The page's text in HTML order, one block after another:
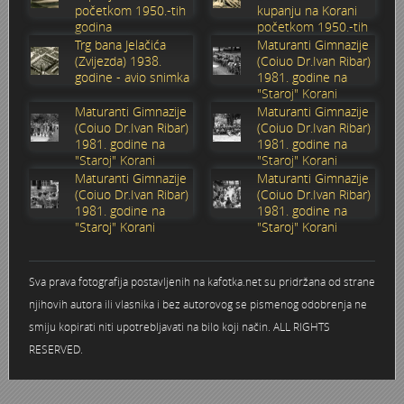
Stoljetna poplava 1939.
Tvornica potkivačkih čavala Mustad-Karlovac
Boksački klub Velebit
Bijelo dugme
Banija - poplava 4. 12. 1966.
Autobusna stanica na Korzu
Auto cross
Adamo klub
Mala scena 1987. - Le Cinema
Mala scena Hrvatskog doma
Marina Perazić, Davor Tolja (Denis&Denis) i Edi Kraljić
Maturanti Gimnazije 1988. godine
Motocross
Nepokoreni grad - Trojanski konj (epizoda)
Zavjet Petra Grgeca - 1998.
Škola plivanja Patkica
Mimohod 23. kolovoza 1995.
Ekonomska škola - ratne godine
Dubravko Halovanić - Ratne godine
Crkva Sv. Doroteje - 1991.
Frizerski salon Gerber (Kopf) - utemeljen 1924.
Gimnazijska i Ekonomska zbornica - Igor Mihelić
INKASATOR
Karlovački fotograf Josip Žunić
Obitelj Klemenčić
Krešimir Perušić - Nogomet
početkom 1950.-tih
godina
kupanju na Korani
početkom 1950.-tih
godina
Trg bana Jelačića
(Zvijezda) 1938.
godine - avio snimka
Maturanti Gimnazije
(Coiuo Dr.Ivan Ribar)
1981. godine na
"Staroj" Korani
Maturanti Gimnazije
(Coiuo Dr.Ivan Ribar)
1981. godine na
"Staroj" Korani
Maturanti Gimnazije
(Coiuo Dr.Ivan Ribar)
1981. godine na
"Staroj" Korani
Maturanti Gimnazije
(Coiuo Dr.Ivan Ribar)
1981. godine na
"Staroj" Korani
Maturanti Gimnazije
(Coiuo Dr.Ivan Ribar)
1981. godine na
"Staroj" Korani
Sva prava fotografija postavljenih na kafotka.net su pridržana od strane
njihovih autora ili vlasnika i bez autorovog se pismenog odobrenja ne
smiju kopirati niti upotrebljavati na bilo koji način. ALL RIGHTS
RESERVED.